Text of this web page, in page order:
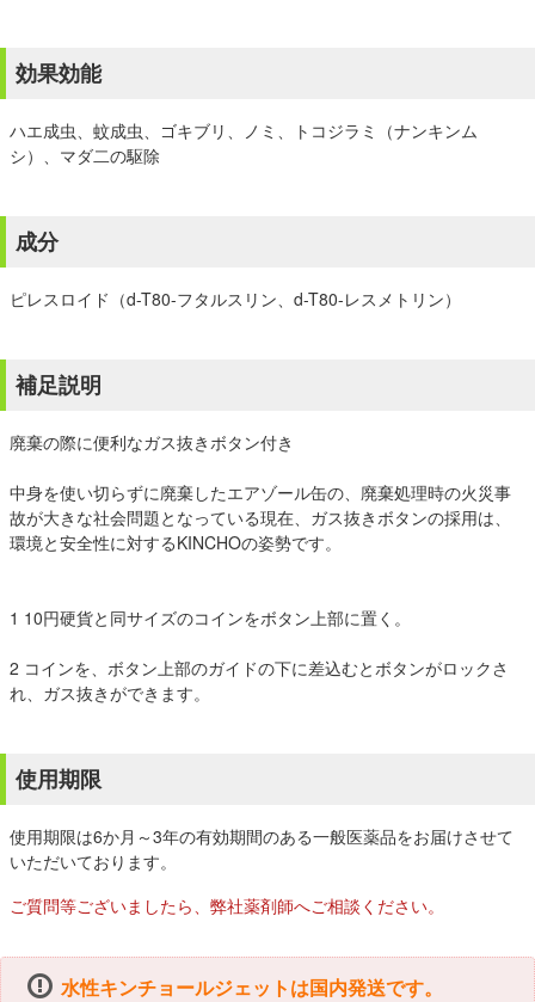
効果効能
ハエ成虫、蚊成虫、ゴキブリ、ノミ、トコジラミ（ナンキンム
シ）、マダ二の駆除
成分
ピレスロイド（d-T80-フタルスリン、d-T80-レスメトリン）
補足説明
廃棄の際に便利なガス抜きボタン付き
中身を使い切らずに廃棄したエアゾール缶の、廃棄処理時の火災事
故が大きな社会問題となっている現在、ガス抜きボタンの採用は、
環境と安全性に対するKINCHOの姿勢です。
1 10円硬貨と同サイズのコインをボタン上部に置く。
2 コインを、ボタン上部のガイドの下に差込むとボタンがロックさ
れ、ガス抜きができます。
使用期限
使用期限は6か月～3年の有効期間のある一般医薬品をお届けさせて
いただいております。
ご質問等ございましたら、弊社薬剤師へご相談ください。
水性キンチョールジェットは国内発送です。